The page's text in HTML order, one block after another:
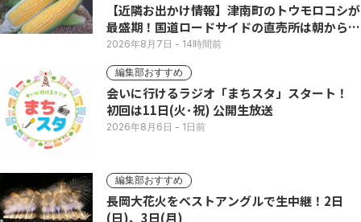
【近隣お出かけ情報】津南町のトウモロコシが
最盛期！国道ロードサイドの直売所は朝から長
い列
2026年8月7日 - 14時間前
編集部おすすめ
会いに行けるラジオ「まちスタ」スタート！
初回は11日(火･祝) 公開生放送
2026年8月6日 - 1日前
編集部おすすめ
長岡大花火をベストアングルで生中継！2日
(日)、3日(月)